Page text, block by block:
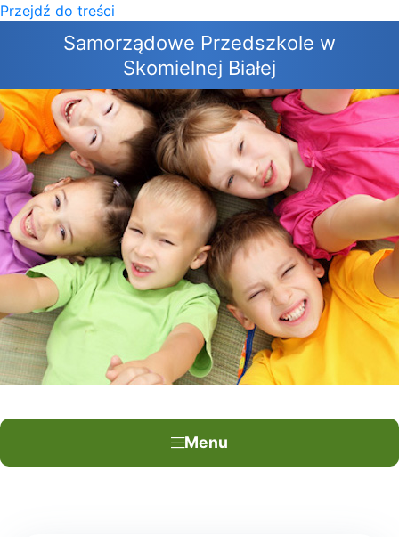
Przejdź do treści
Samorządowe Przedszkole w
Skomielnej Białej
Menu
×